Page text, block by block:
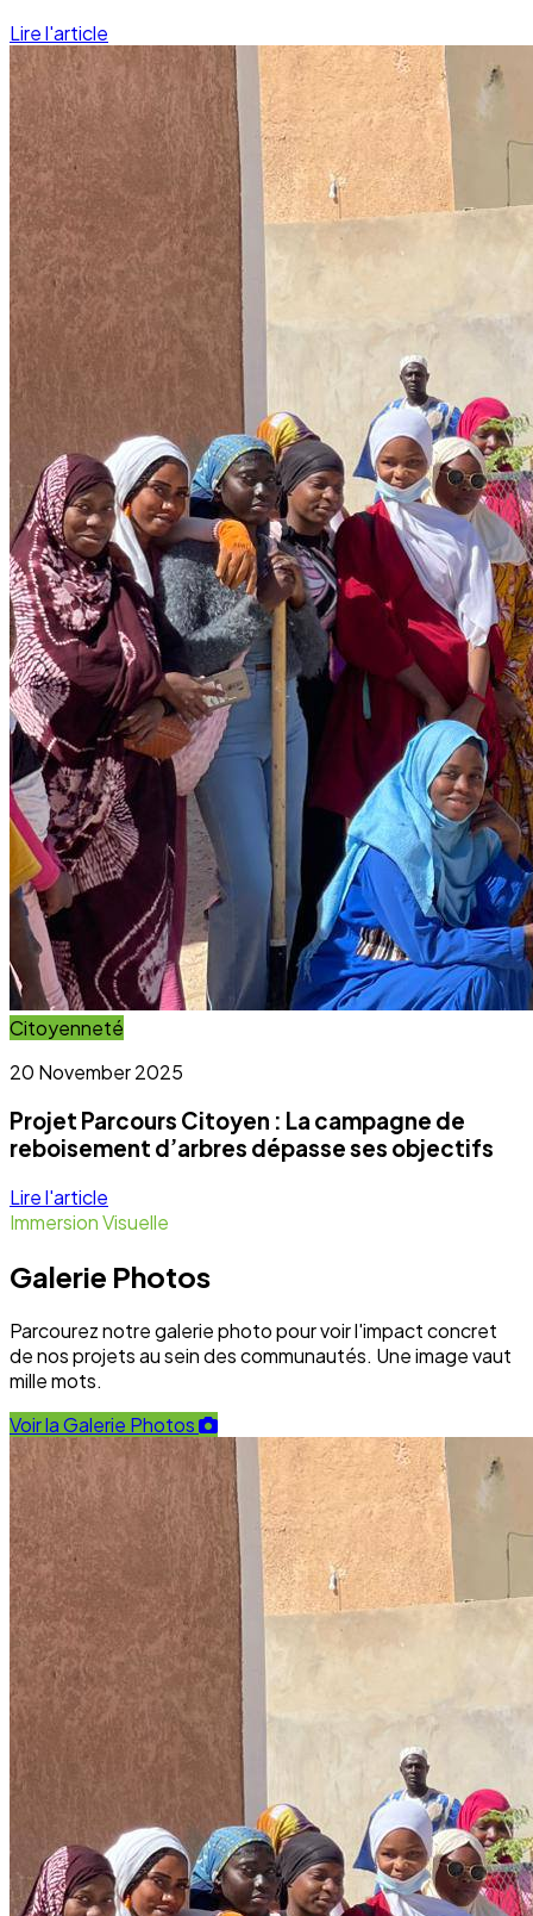
Citoyenneté
20 November 2025
Projet Parcours Citoyen : La campagne de
reboisement d’arbres dépasse ses objectifs
Lire l'article
Immersion Visuelle
Galerie Photos
Parcourez notre galerie photo pour voir l'impact concret
de nos projets au sein des communautés. Une image vaut
mille mots.
Voir la Galerie Photos